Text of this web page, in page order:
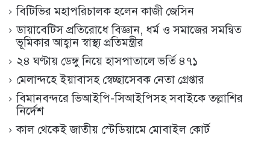
বিটিভির মহাপরিচালক হলেন কাজী জেসিন
ডায়াবেটিস প্রতিরোধে বিজ্ঞান, ধর্ম ও সমাজের সমন্বিত
ভূমিকার আহ্বান স্বাস্থ্য প্রতিমন্ত্রীর
২৪ ঘণ্টায় ডেঙ্গু নিয়ে হাসপাতালে ভর্তি ৪৭১
মেলান্দহে ইয়াবাসহ স্বেচ্ছাসেবক নেতা গ্রেপ্তার
বিমানবন্দরে ভিআইপি-সিআইপিসহ সবাইকে তল্লাশির
নির্দেশ
কাল থেকেই জাতীয় স্টেডিয়ামে মোবাইল কোর্ট